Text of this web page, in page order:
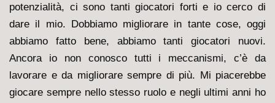
potenzialità, ci sono tanti giocatori forti e io cerco di
dare il mio. Dobbiamo migliorare in tante cose, oggi
abbiamo fatto bene, abbiamo tanti giocatori nuovi.
Ancora io non conosco tutti i meccanismi, c’è da
lavorare e da migliorare sempre di più. Mi piacerebbe
giocare sempre nello stesso ruolo e negli ultimi anni ho